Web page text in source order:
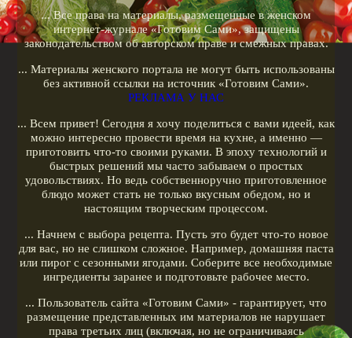
Рецепты для гриля
Кулинарные рецепты
Меню диеты
Показать все теги
РЕКЛАМА У НАС
... Все права на материалы, размещенные в женском
интернет-журнале «Готовим Сами», защищены
законодательством об авторском праве и смежных правах.
... Материалы женского портала не могут быть использованы
без активной ссылки на источник «Готовим Сами».
РЕКЛАМА У НАС
... Всем привет! Сегодня я хочу поделиться с вами идеей, как
можно интересно провести время на кухне, а именно —
приготовить что-то своими руками. В эпоху технологий и
быстрых решений мы часто забываем о простых
удовольствиях. Но ведь собственноручно приготовленное
блюдо может стать не только вкусным обедом, но и
настоящим творческим процессом.
... Начнем с выбора рецепта. Пусть это будет что-то новое
для вас, но не слишком сложное. Например, домашняя паста
или пирог с сезонными ягодами. Соберите все необходимые
ингредиенты заранее и подготовьте рабочее место.
... Пользователь сайта «Готовим Сами» - гарантирует, что
размещение представленных им материалов не нарушает
права третьих лиц (включая, но не ограничиваясь